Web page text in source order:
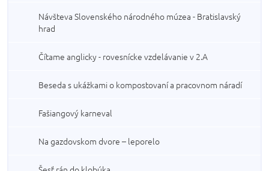
Návšteva Slovenského národného múzea - Bratislavský
hrad
Čítame anglicky - rovesnícke vzdelávanie v 2.A
Beseda s ukážkami o kompostovaní a pracovnom náradí
Fašiangový karneval
Na gazdovskom dvore – leporelo